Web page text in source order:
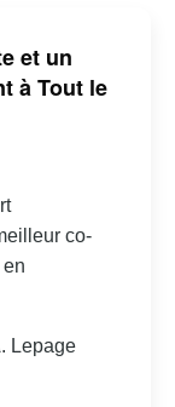
et un
à Tout le
co-
Lepage